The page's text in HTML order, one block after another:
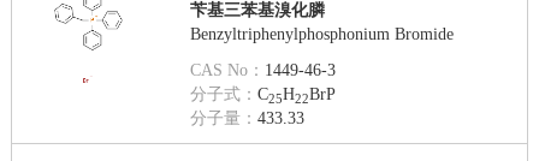
苄基三苯基溴化膦
Benzyltriphenylphosphonium Bromide
CAS No： 1449-46-3
分子式：C25H22BrP
分子量：433.33